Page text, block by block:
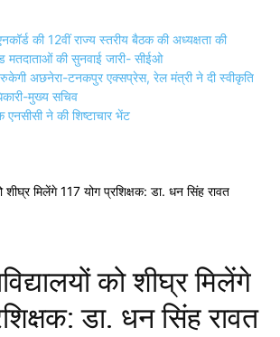
की 12वीं राज्य स्तरीय बैठक की अध्यक्षता की
मतदाताओं की सुनवाई जारी- सीईओ
अछनेरा-टनकपुर एक्सप्रेस, रेल मंत्री ने दी स्वीकृति
मुख्य सचिव
एनसीसी ने की शिष्टाचार भेंट
शीघ्र मिलेंगे 117 योग प्रशिक्षक: डा. धन सिंह रावत
को शीघ्र मिलेंगे
डा. धन सिंह रावत